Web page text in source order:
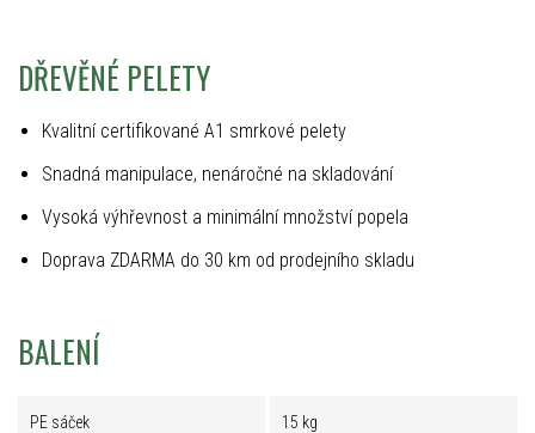
DŘEVĚNÉ PELETY
Kvalitní certifikované A1 smrkové pelety
Snadná manipulace, nenáročné na skladování
Vysoká výhřevnost a minimální množství popela
Doprava ZDARMA do 30 km od prodejního skladu
BALENÍ
PE sáček 15 kg